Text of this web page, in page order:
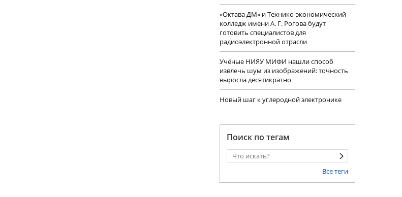
«Октава ДМ» и Технико-экономический
колледж имени А. Г. Рогова будут
готовить специалистов для
радиоэлектронной отрасли
Учëные НИЯУ МИФИ нашли способ
извлечь шум из изображений: точность
выросла десятикратно
Новый шаг к углеродной электронике
Поиск по тегам
Все теги